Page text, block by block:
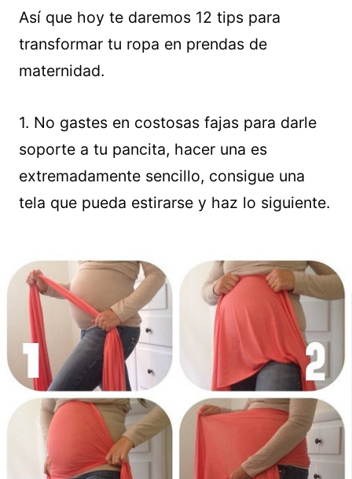
Así que hoy te daremos 12 tips para
transformar tu ropa en prendas de
maternidad.
1. No gastes en costosas fajas para darle
soporte a tu pancita, hacer una es
extremadamente sencillo, consigue una
tela que pueda estirarse y haz lo siguiente.